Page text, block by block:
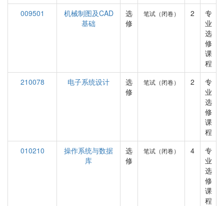
009501
机械制图及CAD
基础
选
修
笔试（闭卷） 2
专
业
选
修
课
程
210078
电子系统设计
选
修
笔试（闭卷） 2
专
业
选
修
课
程
010210
操作系统与数据
库
选
修
笔试（闭卷） 4
专
业
选
修
课
程